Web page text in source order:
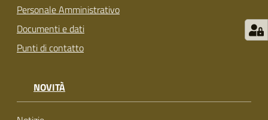
Tutti
gli
argomenti...
Seguici
su
Personale Amministrativo
Documenti e dati
Punti di contatto
NOVITÀ